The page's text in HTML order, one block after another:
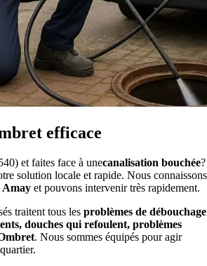
efficace
et faites face à unecanalisation bouchée?
solution locale et rapide. Nous connaissons
Amay et pouvons intervenir très rapidement.
traitent tous les problèmes de débouchage
douches qui refoulent, problèmes
. Nous sommes équipés pour agir